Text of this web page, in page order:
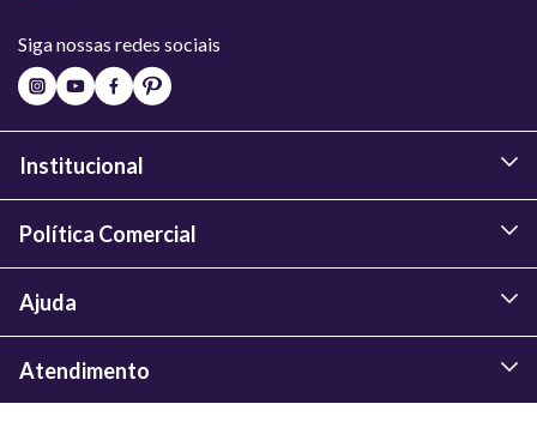
Siga nossas redes sociais
Institucional
Política Comercial
Ajuda
Atendimento